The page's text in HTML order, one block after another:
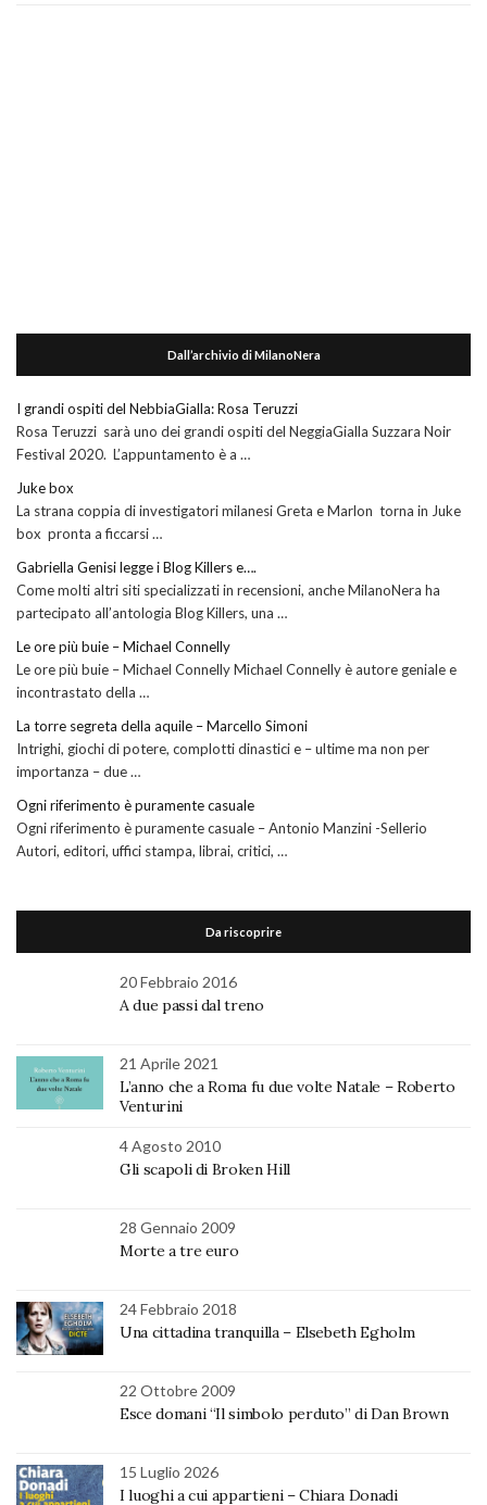
Dall’archivio di MilanoNera
I grandi ospiti del NebbiaGialla: Rosa Teruzzi
Rosa Teruzzi sarà uno dei grandi ospiti del NeggiaGialla Suzzara Noir
Festival 2020. L’appuntamento è a …
Juke box
La strana coppia di investigatori milanesi Greta e Marlon torna in Juke
box pronta a ficcarsi …
Gabriella Genisi legge i Blog Killers e….
Come molti altri siti specializzati in recensioni, anche MilanoNera ha
partecipato all’antologia Blog Killers, una …
Le ore più buie – Michael Connelly
Le ore più buie – Michael Connelly Michael Connelly è autore geniale e
incontrastato della …
La torre segreta della aquile – Marcello Simoni
Intrighi, giochi di potere, complotti dinastici e – ultime ma non per
importanza – due …
Ogni riferimento è puramente casuale
Ogni riferimento è puramente casuale – Antonio Manzini -Sellerio
Autori, editori, uffici stampa, librai, critici, …
Da riscoprire
20 Febbraio 2016
A due passi dal treno
21 Aprile 2021
L’anno che a Roma fu due volte Natale – Roberto
Venturini
4 Agosto 2010
Gli scapoli di Broken Hill
28 Gennaio 2009
Morte a tre euro
24 Febbraio 2018
Una cittadina tranquilla – Elsebeth Egholm
22 Ottobre 2009
Esce domani “Il simbolo perduto” di Dan Brown
15 Luglio 2026
I luoghi a cui appartieni – Chiara Donadi